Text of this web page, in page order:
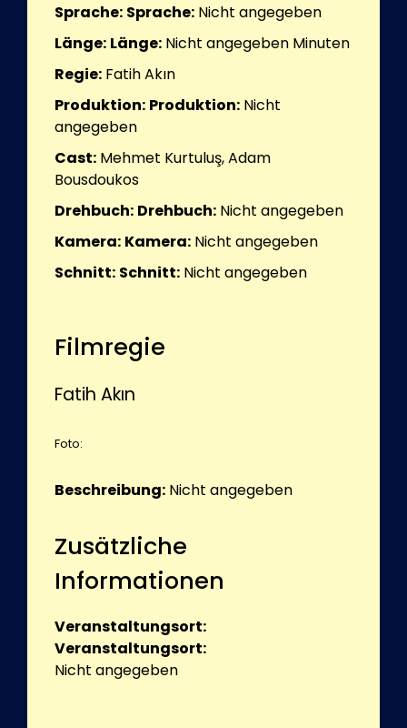
Sprache: Sprache: Nicht angegeben
Länge: Länge: Nicht angegeben Minuten
Regie: Fatih Akın
Produktion: Produktion: Nicht
angegeben
Cast: Mehmet Kurtuluş, Adam
Bousdoukos
Drehbuch: Drehbuch: Nicht angegeben
Kamera: Kamera: Nicht angegeben
Schnitt: Schnitt: Nicht angegeben
Filmregie
Fatih Akın
Foto:
Beschreibung: Nicht angegeben
Zusätzliche
Informationen
Veranstaltungsort:
Veranstaltungsort:
Nicht angegeben